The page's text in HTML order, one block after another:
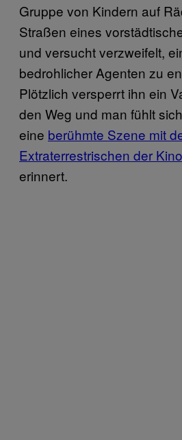
Gruppe von Kindern auf
Straßen eines
und versucht verzweifelt,
bedrohlicher Agenten zu
Plötzlich versperrt ihn ein
den Weg und man fühlt
eine berühmte Szene mit
Extraterrestrischen der
erinnert.